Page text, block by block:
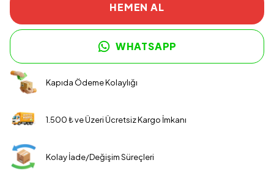
HEMEN AL
WHATSAPP
Kapıda Ödeme Kolaylığı
1.500 ₺ ve Üzeri Ücretsiz Kargo İmkanı
Kolay İade/Değişim Süreçleri